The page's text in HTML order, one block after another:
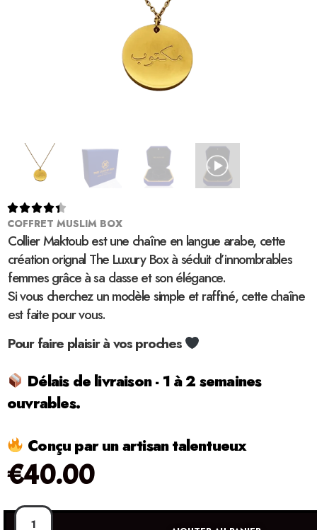

COFFRET MUSLIM BOX
Collier Maktoub est une chaîne en langue arabe, cette
création orignal The Luxury Box à séduit d’innombrables
femmes grâce à sa classe et son élégance.
Si vous cherchez un modèle simple et raffiné, cette chaîne
est faite pour vous.
Pour faire plaisir à vos proches
Délais de livraison - 1 à 2 semaines
ouvrables.
Conçu par un artisan talentueux
€40.00